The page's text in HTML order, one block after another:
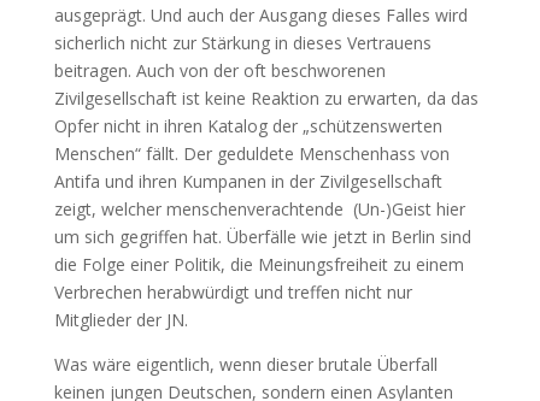
ausgeprägt. Und auch der Ausgang dieses Falles wird
sicherlich nicht zur Stärkung in dieses Vertrauens
beitragen. Auch von der oft beschworenen
Zivilgesellschaft ist keine Reaktion zu erwarten, da das
Opfer nicht in ihren Katalog der „schützenswerten
Menschen“ fällt. Der geduldete Menschenhass von
Antifa und ihren Kumpanen in der Zivilgesellschaft
zeigt, welcher menschenverachtende (Un-)Geist hier
um sich gegriffen hat. Überfälle wie jetzt in Berlin sind
die Folge einer Politik, die Meinungsfreiheit zu einem
Verbrechen herabwürdigt und treffen nicht nur
Mitglieder der JN.
Was wäre eigentlich, wenn dieser brutale Überfall
keinen jungen Deutschen, sondern einen Asylanten